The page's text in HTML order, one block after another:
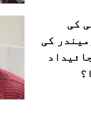
کی
کی
جائیداد